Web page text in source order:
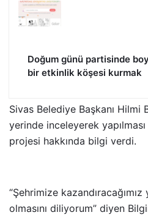
Doğum günü partisinde
bir etkinlik köşesi kurmak
Sivas Belediye Başkanı Hilmi
yerinde inceleyerek
projesi hakkında bilgi verdi.
“Şehrimize kazandıracağımız
olmasını diliyorum” diyen